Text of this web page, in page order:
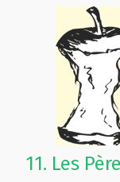
11. Les